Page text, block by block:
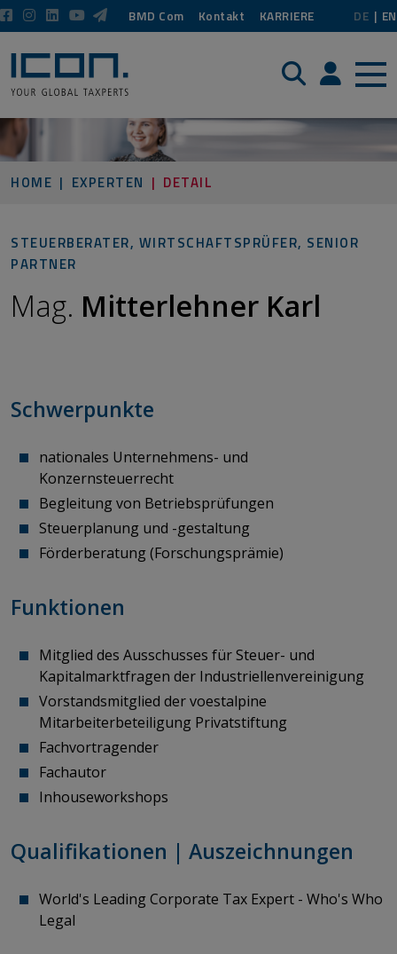
BMD Com Kontakt KARRIERE DE EN
Suche Login /
HOME EXPERTEN DETAIL
STEUERBERATER, WIRTSCHAFTSPRÜFER, SENIOR
PARTNER
Mag. Mitterlehner Karl
Schwerpunkte
nationales Unternehmens- und
Konzernsteuerrecht
Begleitung von Betriebsprüfungen
Steuerplanung und -gestaltung
Förderberatung (Forschungsprämie)
Funktionen
Mitglied des Ausschusses für Steuer- und
Kapitalmarktfragen der Industriellenvereinigung
Vorstandsmitglied der voestalpine
Mitarbeiterbeteiligung Privatstiftung
Fachvortragender​​​​​​​
Fachautor
​​​​​​​Inhouseworkshops
Qualifikationen | Auszeichnungen
World's Leading Corporate Tax Expert - Who's Who
Legal